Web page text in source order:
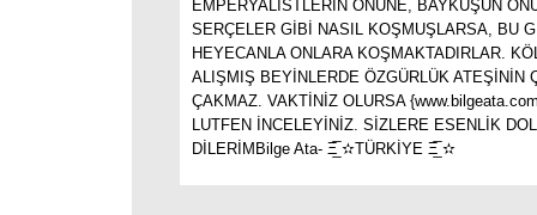
EMPERYALİSTLERİN ÖNÜNE, BAYKUŞUN
SERÇELER GİBİ NASIL KOŞMUŞLARSA, BU
HEYECANLA ONLARA KOŞMAKTADIRLAR.
ALIŞMIŞ BEYİNLERDE ÖZGÜRLÜK ATEŞİNİN
ÇAKMAZ. VAKTİNİZ OLURSA
LUTFEN İNCELEYİNİZ. SİZLERE ESENLİK
DİLERİMBilge Ata- Ξ̲̅ ✫TÜRKİYE Ξ̲̅ ✫